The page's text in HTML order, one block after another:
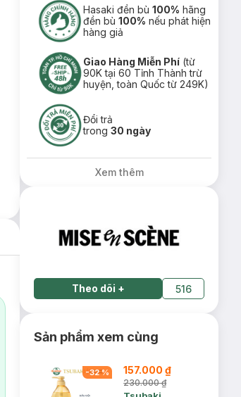
Hasaki đền bù100% hãng
đền bù100% nếu phát hiện
hàng giả
Giao Hàng Miễn Phí (từ
90K tại 60 Tỉnh Thành trừ
huyện, toàn Quốc từ 249K)
Đổi trả
trong30 ngày
Xem thêm
Theo dõi + 516
Sản phẩm xem cùng
-32% 157.000 ₫
230.000 ₫